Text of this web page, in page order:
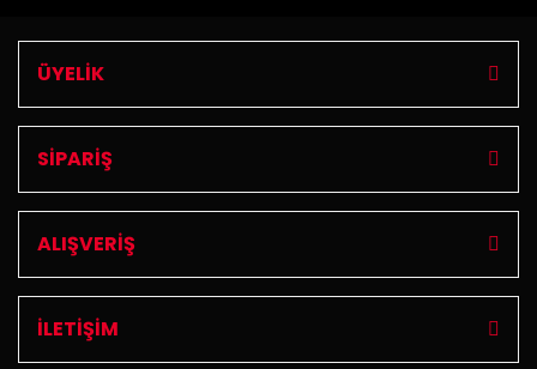
ÜYELİK
SİPARİŞ
ALIŞVERİŞ
İLETİŞİM